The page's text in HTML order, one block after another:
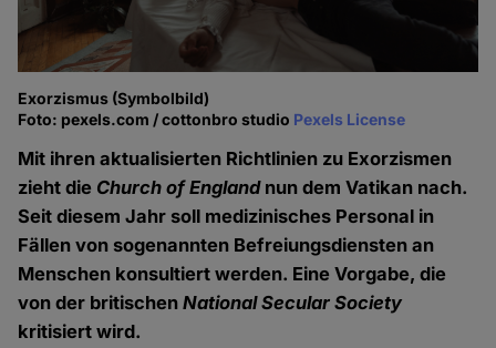
Exorzismus (Symbolbild)
Foto: pexels.com / cottonbro studio Pexels License
Mit ihren aktualisierten Richtlinien zu Exorzismen
zieht die Church of Englandnun dem Vatikan nach.
Seit diesem Jahr soll medizinisches Personal in
Fällen von sogenannten Befreiungsdiensten an
Menschen konsultiert werden. Eine Vorgabe, die
von der britischenNational Secular Society
kritisiert wird.